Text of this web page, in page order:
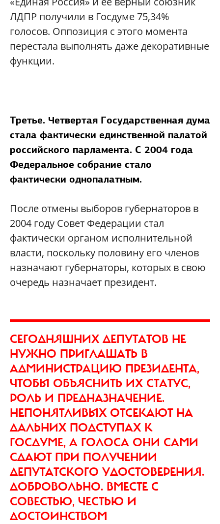
ЛДПР получили в Госдуме 75,34%
голосов. Оппозиция с этого момента
перестала выполнять даже декоративные
функции.
Третье. Четвертая Государственная дума
стала фактически единственной палатой
российского парламента. С 2004 года
Федеральное собрание стало
фактически однопалатным.
После отмены выборов губернаторов в
2004 году Совет Федерации стал
фактически органом исполнительной
власти, поскольку половину его членов
назначают губернаторы, которых в свою
очередь назначает президент.
СЕГОДНЯШНИХ ДЕПУТАТОВ НЕ
НУЖНО ПРИГЛАШАТЬ В
АДМИНИСТРАЦИЮ ПРЕЗИДЕНТА,
ЧТОБЫ ОБЪЯСНИТЬ ИХ СТАТУС,
РОЛЬ И ПРЕДНАЗНАЧЕНИЕ.
НЕПОНЯТЛИВЫХ ОТСЕКАЮТ НА
ДАЛЬНИХ ПОДСТУПАХ К
ГОСДУМЕ, А ГОЛОСА ОНИ САМИ
СДАЮТ ПРИ ПОЛУЧЕНИИ
ДЕПУТАТСКОГО УДОСТОВЕРЕНИЯ.
ДОБРОВОЛЬНО. ВМЕСТЕ С
СОВЕСТЬЮ, ЧЕСТЬЮ И
ДОСТОИНСТВОМ